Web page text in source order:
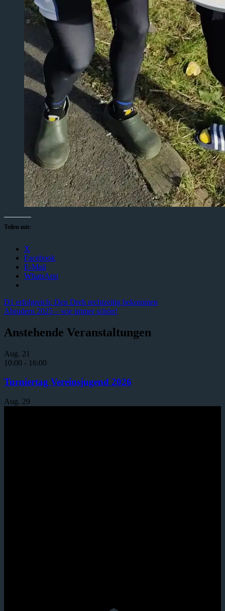
Teilen mit:
X
Facebook
E-Mail
WhatsApp
D1 erfolgreich: Den Dreh rechtzeitig bekommen
Abrudern 2025 – wie immer schön!
Anstehende Veranstaltungen
Aug. 21
10:00 - 16:00
Turniertag Vereinsjugend 2026
Aug. 29